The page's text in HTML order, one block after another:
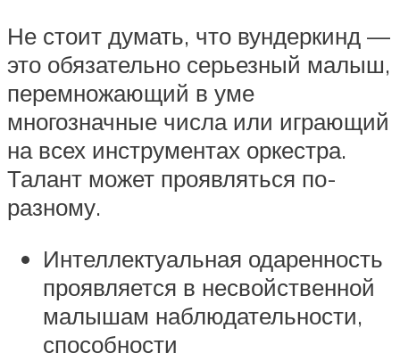
Не стоит думать, что вундеркинд —
это обязательно серьезный малыш,
перемножающий в уме
многозначные числа или играющий
на всех инструментах оркестра.
Талант может проявляться по-
разному.
Интеллектуальная одаренность
проявляется в несвойственной
малышам наблюдательности,
способности